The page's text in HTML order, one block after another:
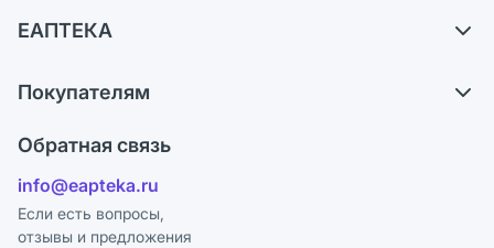
Самовывоз из аптек
Ответы на вопросы
Блог
ЕАПТЕКА
Карьера
Поставщики
Лицензия
Реклама на сайте
Покупателям
Программа СберСпасибо
Политика конфиденциальности
Обратная связь
info@eapteka.ru
Если есть вопросы,
отзывы и предложения